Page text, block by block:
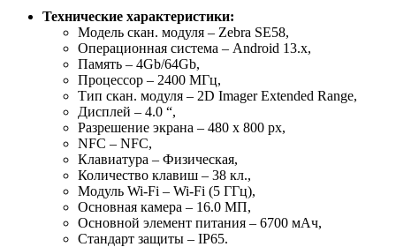
Технические характеристики:
Модель скан. модуля – Zebra SE58,
Операционная система – Android 13.x,
Память – 4Gb/64Gb,
Процессор – 2400 МГц,
Тип скан. модуля – 2D Imager Extended Range,
Дисплей – 4.0 “,
Разрешение экрана – 480 x 800 px,
NFC – NFC,
Клавиатура – Физическая,
Количество клавиш – 38 кл.,
Модуль Wi-Fi – Wi-Fi (5 ГГц),
Основная камера – 16.0 МП,
Основной элемент питания – 6700 мАч,
Стандарт защиты – IP65.